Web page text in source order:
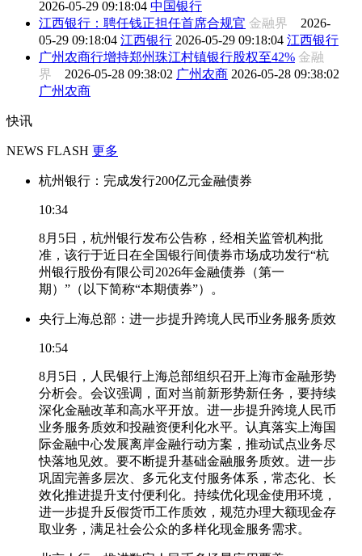
2026-05-29 09:18:04 中国银行
江西银行：聘任钱正担任首席合规官 金融界 2026-
05-29 09:18:04 江西银行 2026-05-29 09:18:04 江西银行
广州农商行增持郑州珠江村镇银行股权至42% 金融
界 2026-05-28 09:38:02 广州农商 2026-05-28 09:38:02
广州农商
快讯
NEWS FLASH 更多
杭州银行：完成发行200亿元金融债券
10:34
8月5日，杭州银行发布公告称，经相关监管机构批
准，该行于近日在全国银行间债券市场成功发行“杭
州银行股份有限公司2026年金融债券（第一
期）”（以下简称“本期债券”）。
央行上海总部：进一步提升跨境人民币业务服务质效
10:54
8月5日，人民银行上海总部组织召开上海市金融形势
分析会。会议强调，面对当前新形势新任务，要持续
深化金融改革和高水平开放。进一步提升跨境人民币
业务服务质效和投融资便利化水平。认真落实上海国
际金融中心发展离岸金融行动方案，推动试点业务尽
快落地见效。要不断提升基础金融服务质效。进一步
巩固完善多层次、多元化支付服务体系，常态化、长
效化推进提升支付便利化。持续优化现金使用环境，
进一步提升反假货币工作质效，规范办理大额现金存
取业务，满足社会公众的多样化现金服务需求。